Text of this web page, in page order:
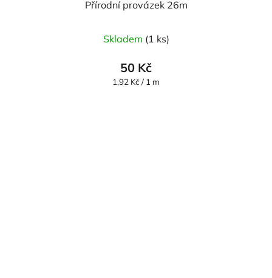
Přírodní provázek 26m
Skladem (1 ks)
50 Kč
Měrná
1,92 Kč / 1 m